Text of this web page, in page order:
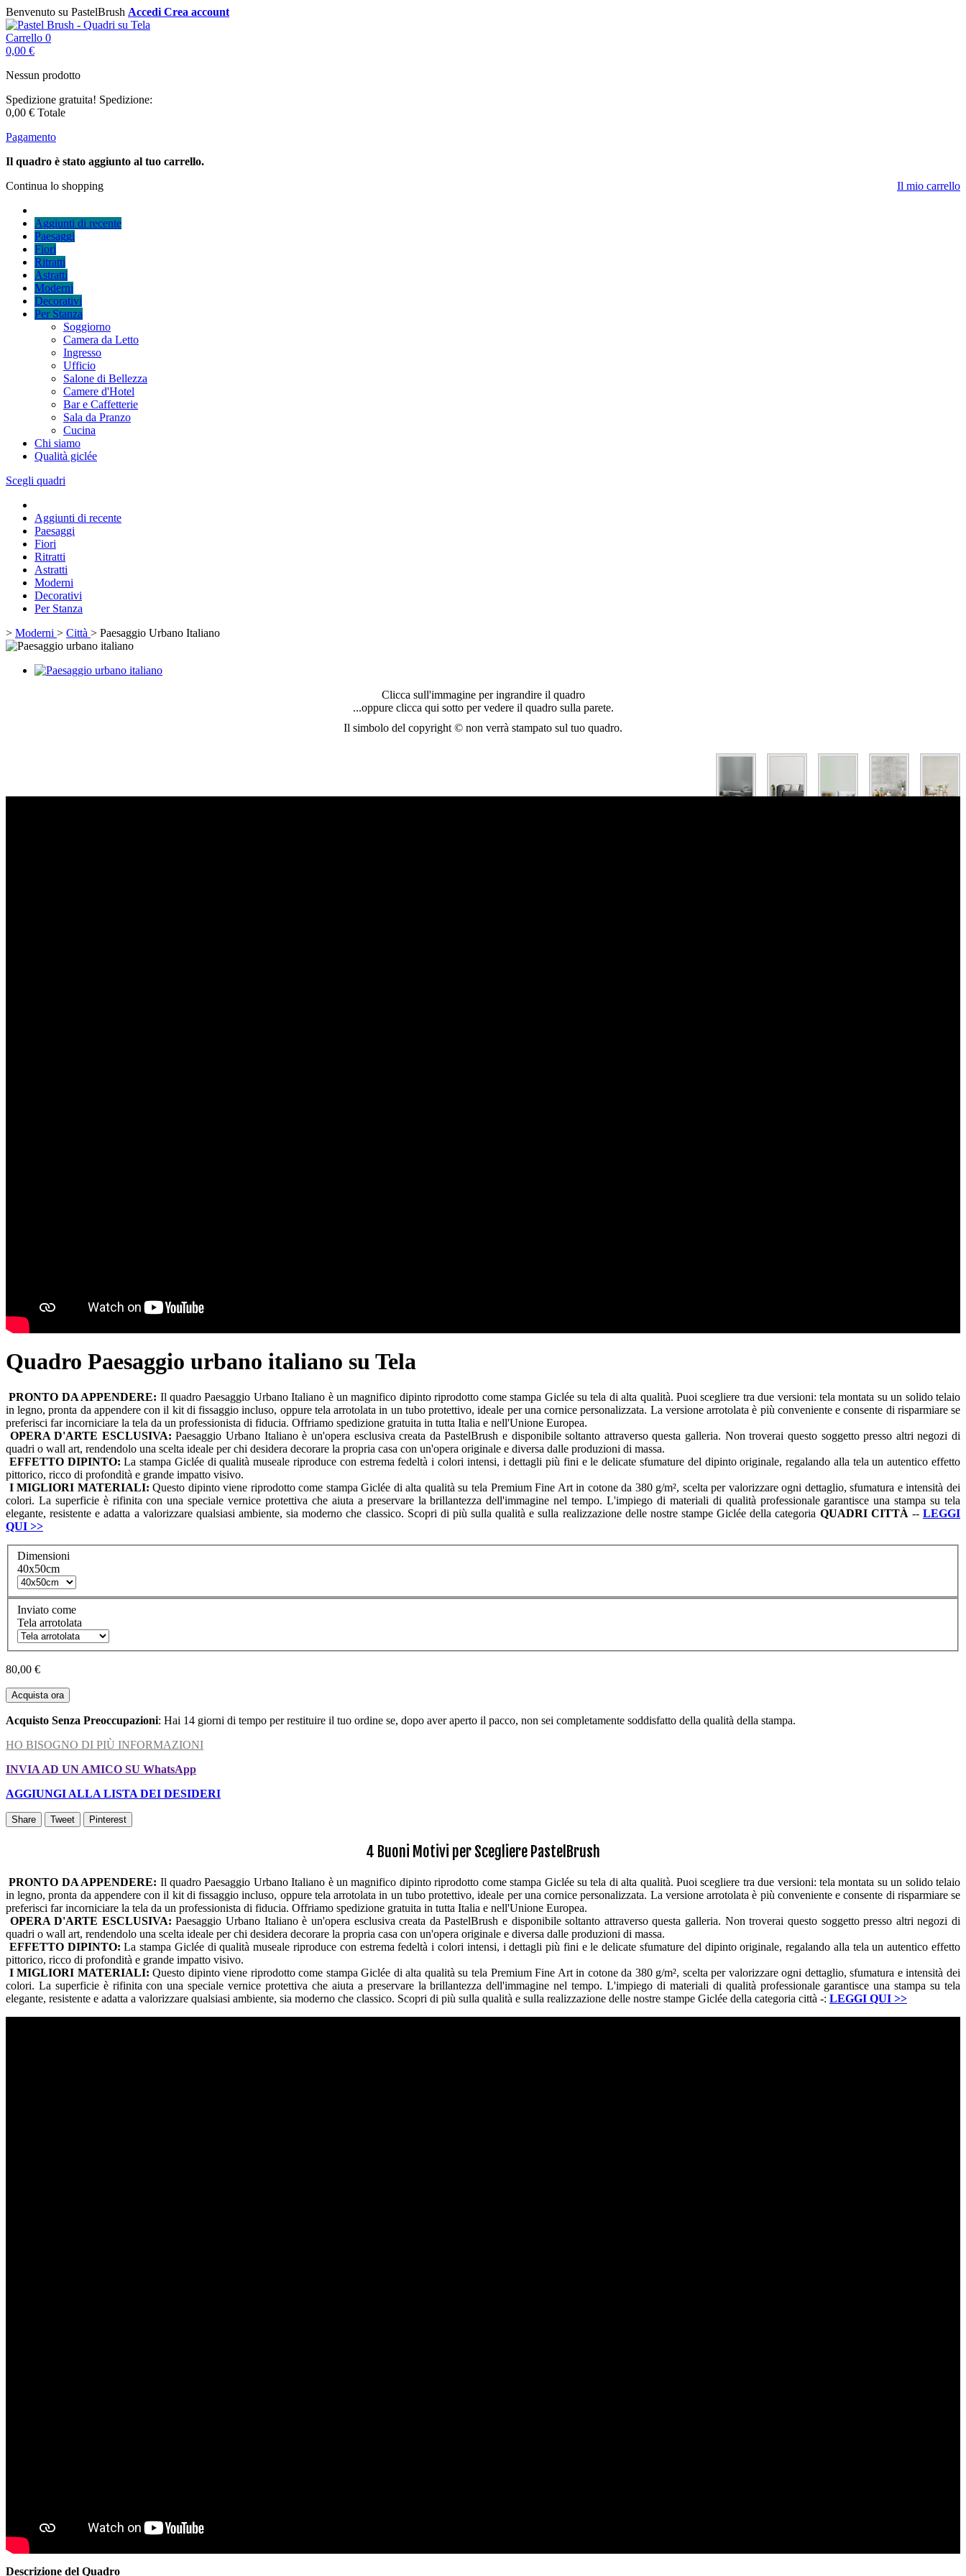
Benvenuto su PastelBrush Accedi Crea account
Carrello 0
0,00 €
Nessun prodotto
Spedizione gratuita! Spedizione:
0,00 € Totale
Pagamento
Il quadro è stato aggiunto al tuo carrello.
Continua lo shopping
Il mio carrello
Aggiunti di recente
Paesaggi
Fiori
Ritratti
Astratti
Moderni
Decorativi
Per Stanza
Soggiorno
Camera da Letto
Ingresso
Ufficio
Salone di Bellezza
Camere d'Hotel
Bar e Caffetterie
Sala da Pranzo
Cucina
Chi siamo
Qualità giclée
Scegli quadri
Aggiunti di recente
Paesaggi
Fiori
Ritratti
Astratti
Moderni
Decorativi
Per Stanza
> Moderni > Città > Paesaggio Urbano Italiano
Clicca sull'immagine per ingrandire il quadro
...oppure clicca qui sotto per vedere il quadro sulla parete.
Il simbolo del copyright © non verrà stampato sul tuo quadro.
Quadro Paesaggio urbano italiano su Tela
PRONTO DA APPENDERE: Il quadro Paesaggio Urbano Italiano è un magnifico dipinto riprodotto come stampa Giclée su tela di alta qualità. Puoi scegliere tra due versioni: tela montata su un solido telaio
in legno, pronta da appendere con il kit di fissaggio incluso, oppure tela arrotolata in un tubo protettivo, ideale per una cornice personalizzata. La versione arrotolata è più conveniente e consente di risparmiare se
preferisci far incorniciare la tela da un professionista di fiducia. Offriamo spedizione gratuita in tutta Italia e nell'Unione Europea.
OPERA D'ARTE ESCLUSIVA:Paesaggio Urbano Italiano è un'opera esclusiva creata da PastelBrush e disponibile soltanto attraverso questa galleria. Non troverai questo soggetto presso altri negozi di
quadri o wall art, rendendolo una scelta ideale per chi desidera decorare la propria casa con un'opera originale e diversa dalle produzioni di massa.
EFFETTO DIPINTO: La stampa Giclée di qualità museale riproduce con estrema fedeltà i colori intensi, i dettagli più fini e le delicate sfumature del dipinto originale, regalando alla tela un autentico effetto
pittorico, ricco di profondità e grande impatto visivo.
I MIGLIORI MATERIALI: Questo dipinto viene riprodotto come stampa Giclée di alta qualità su tela Premium Fine Art in cotone da 380 g/m², scelta per valorizzare ogni dettaglio, sfumatura e intensità dei
colori. La superficie è rifinita con una speciale vernice protettiva che aiuta a preservare la brillantezza dell'immagine nel tempo. L'impiego di materiali di qualità professionale garantisce una stampa su tela
elegante, resistente e adatta a valorizzare qualsiasi ambiente, sia moderno che classico. Scopri di più sulla qualità e sulla realizzazione delle nostre stampe Giclée della categoria QUADRI CITTÀ --LEGGI
QUI >>
Dimensioni
40x50cm
Inviato come
Tela arrotolata
80,00 €
Acquista ora
Acquisto Senza Preoccupazioni: Hai 14 giorni di tempo per restituire il tuo ordine se, dopo aver aperto il pacco, non sei completamente soddisfatto della qualità della stampa.
HO BISOGNO DI PIÙ INFORMAZIONI
INVIA AD UN AMICO SU WhatsApp
AGGIUNGI ALLA LISTA DEI DESIDERI
Share Tweet Pinterest
4 Buoni Motivi per Scegliere PastelBrush
PRONTO DA APPENDERE: Il quadro Paesaggio Urbano Italiano è un magnifico dipinto riprodotto come stampa Giclée su tela di alta qualità. Puoi scegliere tra due versioni: tela montata su un solido telaio
in legno, pronta da appendere con il kit di fissaggio incluso, oppure tela arrotolata in un tubo protettivo, ideale per una cornice personalizzata. La versione arrotolata è più conveniente e consente di risparmiare se
preferisci far incorniciare la tela da un professionista di fiducia. Offriamo spedizione gratuita in tutta Italia e nell'Unione Europea.
OPERA D'ARTE ESCLUSIVA:Paesaggio Urbano Italiano è un'opera esclusiva creata da PastelBrush e disponibile soltanto attraverso questa galleria. Non troverai questo soggetto presso altri negozi di
quadri o wall art, rendendolo una scelta ideale per chi desidera decorare la propria casa con un'opera originale e diversa dalle produzioni di massa.
EFFETTO DIPINTO: La stampa Giclée di qualità museale riproduce con estrema fedeltà i colori intensi, i dettagli più fini e le delicate sfumature del dipinto originale, regalando alla tela un autentico effetto
pittorico, ricco di profondità e grande impatto visivo.
I MIGLIORI MATERIALI: Questo dipinto viene riprodotto come stampa Giclée di alta qualità su tela Premium Fine Art in cotone da 380 g/m², scelta per valorizzare ogni dettaglio, sfumatura e intensità dei
colori. La superficie è rifinita con una speciale vernice protettiva che aiuta a preservare la brillantezza dell'immagine nel tempo. L'impiego di materiali di qualità professionale garantisce una stampa su tela
elegante, resistente e adatta a valorizzare qualsiasi ambiente, sia moderno che classico. Scopri di più sulla qualità e sulla realizzazione delle nostre stampe Giclée della categoria città -: LEGGI QUI >>
Descrizione del Quadro